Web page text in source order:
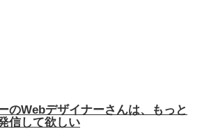
のWebデザイナーさんは、もっと
信して欲しい